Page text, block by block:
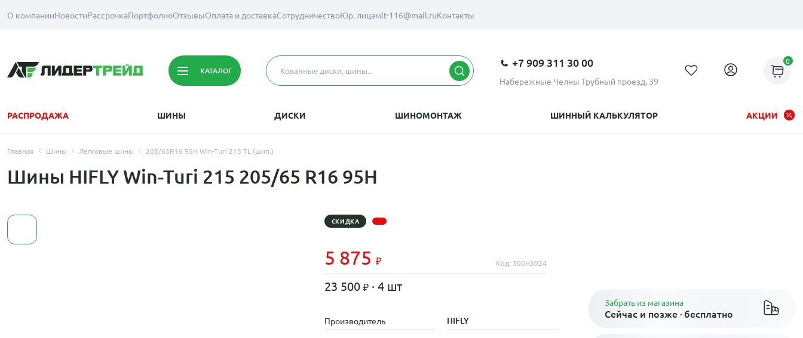
О компанииНовостиРассрочкаПортфолиоОтзывыОплата и доставкаСотрудничествоЮр. лицамlt-116@mail.ruКонтакты
КАТАЛОГ
+7 909 311 30 00
Набережные Челны Трубный проезд, 39
0
РАСПРОДАЖА ШИНЫ ДИСКИ ШИНОМОНТАЖ ШИННЫЙ КАЛЬКУЛЯТОР АКЦИИ
Главная Шины Легковые шины 205/65R16 95H Win-Turi 215 TL (шип.)
Шины HIFLY Win-Turi 215 205/65 R16 95H
СКИДКА
5 875 Код: 300H3024
23 500 · 4 шт
Производитель HIFLY
Забрать из магазина
Сейчас и позже · бесплатно